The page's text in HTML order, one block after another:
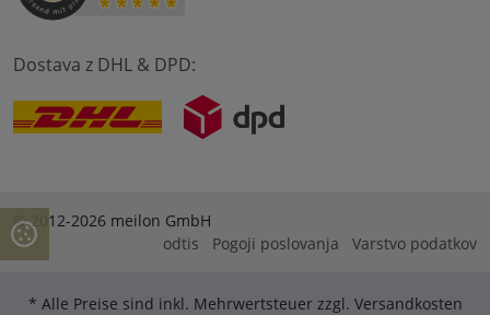
Dostava z DHL & DPD:
© 2012-2026 meilon GmbH
odtis
Pogoji poslovanja Varstvo podatkov
* Alle Preise sind inkl. Mehrwertsteuer zzgl. Versandkosten